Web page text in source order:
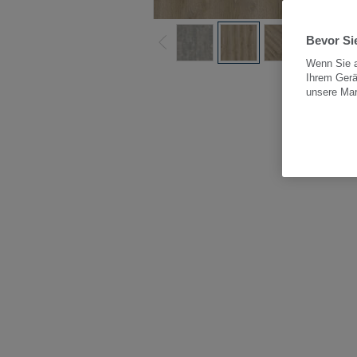
Alle
Bevor
Wenn Sie
Ihrem
unsere